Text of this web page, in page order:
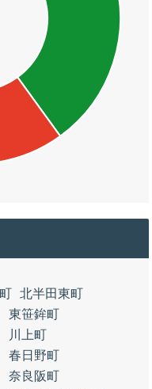
北半田東町
東笹鉾町
川上町
春日野町
奈良阪町